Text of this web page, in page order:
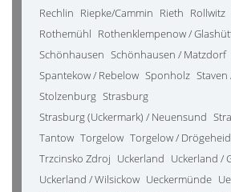
Rechlin Riepke/Cammin Rieth Rollwitz
Rothemühl Rothenklempenow /
Schönhausen Schönhausen / Matzdorf
Spantekow / Rebelow Sponholz Staven
Stolzenburg Strasburg
Strasburg (Uckermark) / Neuensund
Tantow Torgelow Torgelow /
Trzcinsko Zdroj Uckerland Uckerland /
Uckerland / Wilsickow Ueckermünde